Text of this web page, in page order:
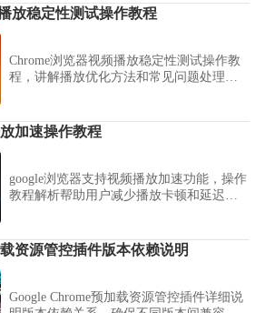
验。
放稳定性测试操作教程
Chrome浏览器视频播放稳定性测试操作教
程，讲解播放优化方法和常见问题处理策
加速操作教程
google浏览器支持视频播放加速功能，操作
教程解析帮助用户减少播放卡顿和延迟，
资源管控插件版本依赖说明
Google Chrome预加载资源管控插件详细说